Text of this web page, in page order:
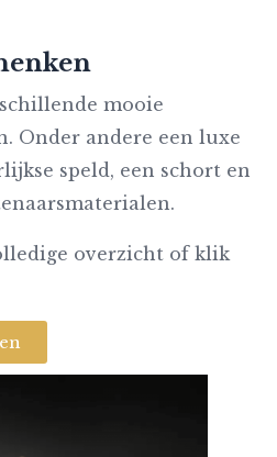
mooie
Onder andere een luxe
speld, een schort en
overzicht of klik